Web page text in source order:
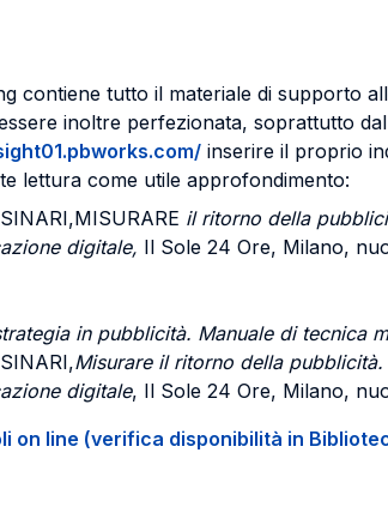
contiene tutto il materiale di supporto
inoltre perfezionata, soprattutto
inserire il proprio
lettura come utile approfondimento:
il ritorno della
digitale, Il Sole 24 Ore, Milano,
in pubblicità. Manuale di tecnica
,Misurare il ritorno della
digitale, Il Sole 24 Ore, Milano,
on line (verifica disponibilità in